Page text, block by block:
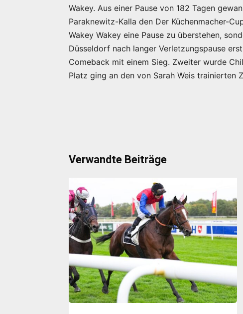
Wakey. Aus einer Pause von 182 Tagen
Paraknewitz-Kalla den Der Küchenmacher-
Wakey Wakey eine Pause zu überstehen,
Düsseldorf nach langer Verletzungspause
Comeback mit einem Sieg. Zweiter wurde
Platz ging an den von Sarah Weis trainierten
Verwandte Beiträge